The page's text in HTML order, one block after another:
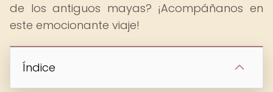
de los antiguos mayas? ¡Acompáñanos en
este emocionante viaje!
Índice